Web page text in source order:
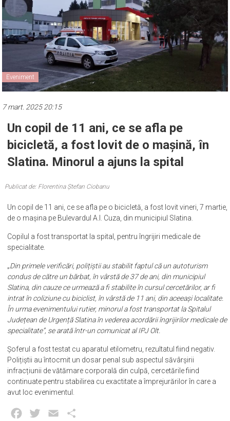
Eveniment
7 mart. 2025 20:15
Un copil de 11 ani, ce se afla pe
bicicletă, a fost lovit de o mașină, în
Slatina. Minorul a ajuns la spital
Publicat de: Florentina Ștefan Ciobanu
Un copil de 11 ani, ce se afla pe o bicicletă, a fost lovit vineri, 7 martie,
de o mașina pe Bulevardul A.I. Cuza, din municipiul Slatina.
Copilul a fost transportat la spital, pentru îngrijiri medicale de
specialitate.
„Din primele verificări, polițiștii au stabilit faptul că un autoturism
condus de către un bărbat, în vârstă de 37 de ani, din municipiul
Slatina, din cauze ce urmează a fi stabilite în cursul cercetărilor, ar fi
intrat în coliziune cu biciclist, în vârstă de 11 ani, din aceeași localitate.
În urma evenimentului rutier, minorul a fost transportat la Spitalul
Județean de Urgență Slatina în vederea acordării îngrijirilor medicale de
specialitate”, se arată într-un comunicat al IPJ Olt.
Șoferul a fost testat cu aparatul etilometru, rezultatul fiind negativ.
Polițiștii au întocmit un dosar penal sub aspectul săvârșirii
infracțiunii de vătămare corporală din culpă, cercetările fiind
continuate pentru stabilirea cu exactitate a împrejurărilor în care a
avut loc evenimentul.
Facebook
Twitter Email